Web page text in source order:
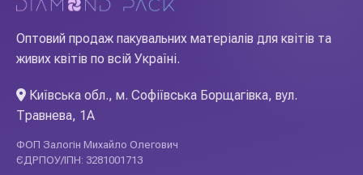
Оптовий продаж пакувальних матеріалів для квітів та
живих квітів по всій Україні.
Київська обл., м. Софіївська Борщагівка, вул.
Травнева, 1А
ФОП Залогін Михайло Олегович
ЄДРПОУ/ІПН: 3281001713